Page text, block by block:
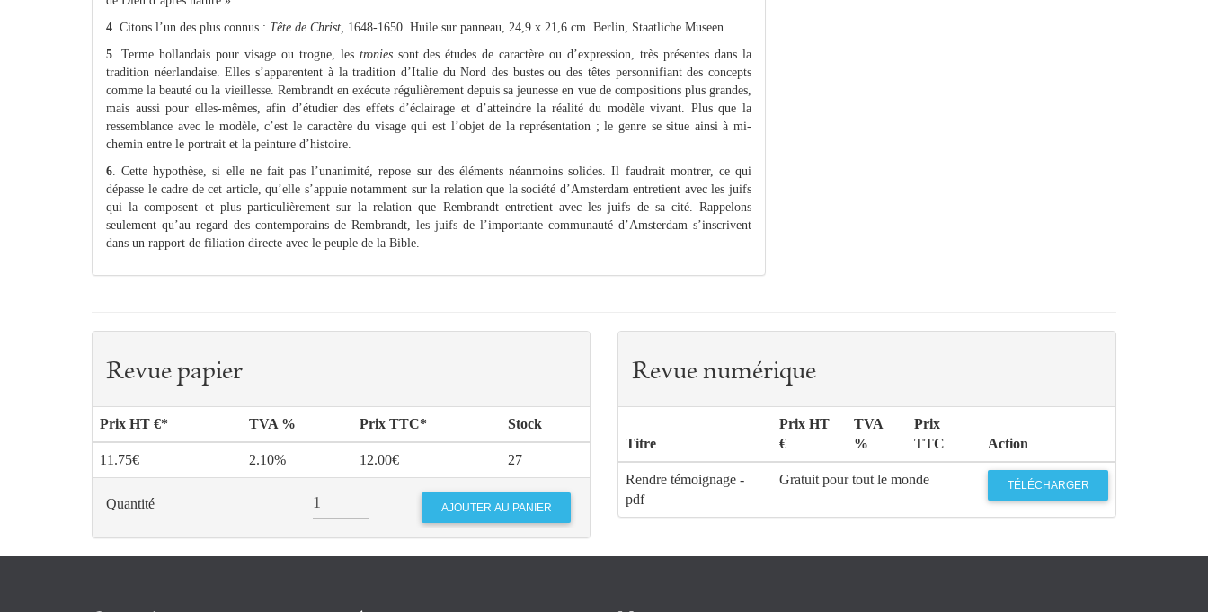
4. Citons l’un des plus connus : Tête de Christ, 1648-1650. Huile sur panneau, 24,9 x 21,6 cm. Berlin, Staatliche Museen.
5. Terme hollandais pour visage ou trogne, les tronies sont des études de caractère ou d’expression, très présentes dans la
tradition néerlandaise. Elles s’apparentent à la tradition d’Italie du Nord des bustes ou des têtes personnifiant des concepts
comme la beauté ou la vieillesse. Rembrandt en exécute régulièrement depuis sa jeunesse en vue de compositions plus grandes,
mais aussi pour elles-mêmes, afin d’étudier des effets d’éclairage et d’atteindre la réalité du modèle vivant. Plus que la
ressemblance avec le modèle, c’est le caractère du visage qui est l’objet de la représentation ; le genre se situe ainsi à mi-
chemin entre le portrait et la peinture d’histoire.
6. Cette hypothèse, si elle ne fait pas l’unanimité, repose sur des éléments néanmoins solides. Il faudrait montrer, ce qui
dépasse le cadre de cet article, qu’elle s’appuie notamment sur la relation que la société d’Amsterdam entretient avec les juifs
qui la composent et plus particulièrement sur la relation que Rembrandt entretient avec les juifs de sa cité. Rappelons
seulement qu’au regard des contemporains de Rembrandt, les juifs de l’importante communauté d’Amsterdam s’inscrivent
dans un rapport de filiation directe avec le peuple de la Bible.
Revue papier
Prix HT €* TVA % Prix TTC* Stock
11.75€ 2.10% 12.00€ 27
Quantité
Revue numérique
Titre
Prix HT
€
TVA
%
Prix
TTC
Action
Rendre témoignage -
pdf
Gratuit pour tout le monde TÉLÉCHARGER